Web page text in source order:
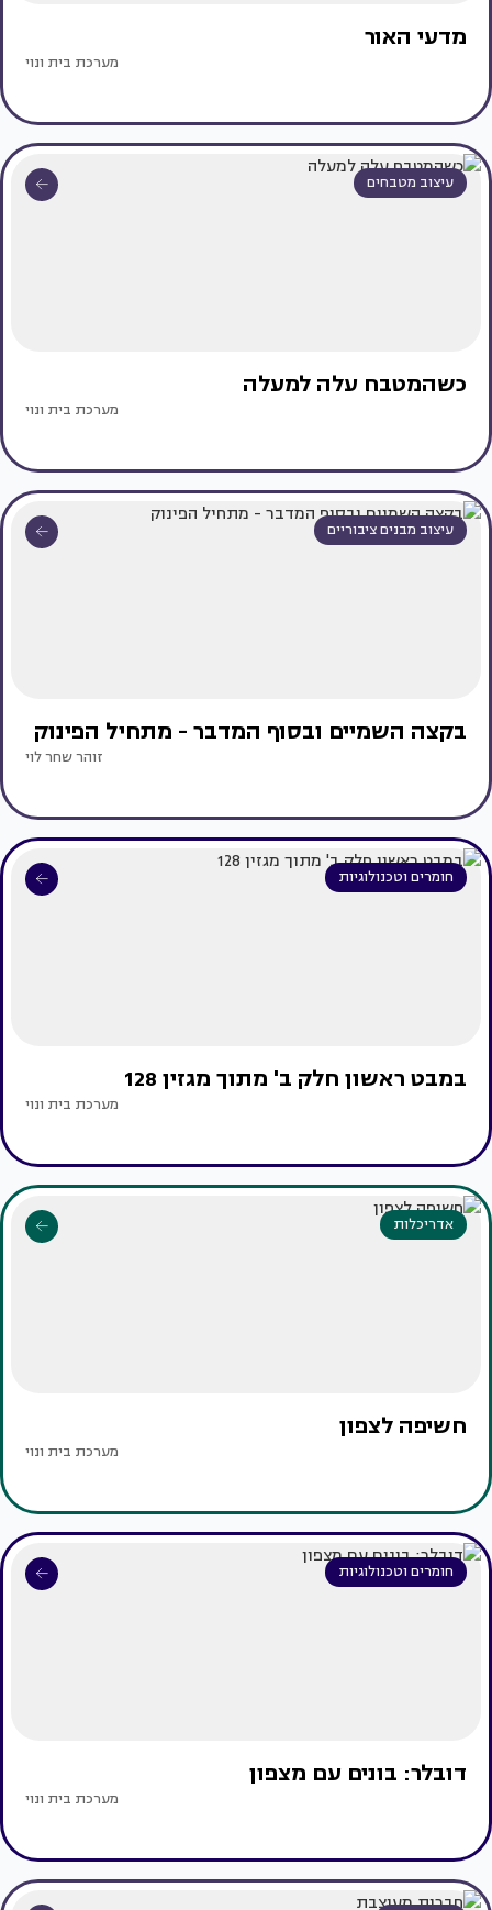
מדעי האור
מערכת בית ונוי
עיצוב מטבחים
כשהמטבח עלה למעלה
מערכת בית ונוי
עיצוב מבנים ציבוריים
בקצה השמיים ובסוף המדבר - מתחיל הפינוק
זוהר שחר לוי
חומרים וטכנולוגיות
במבט ראשון חלק ב' מתוך מגזין 128
מערכת בית ונוי
אדריכלות
חשיפה לצפון
מערכת בית ונוי
חומרים וטכנולוגיות
דובלר: בונים עם מצפון
מערכת בית ונוי